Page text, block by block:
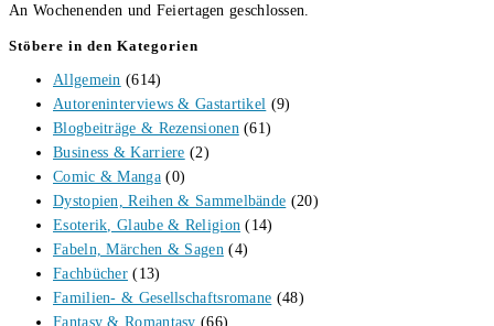
An Wochenenden und Feiertagen geschlossen.
Stöbere in den Kategorien
Allgemein (614)
Autoreninterviews & Gastartikel (9)
Blogbeiträge & Rezensionen (61)
Business & Karriere (2)
Comic & Manga (0)
Dystopien, Reihen & Sammelbände (20)
Esoterik, Glaube & Religion (14)
Fabeln, Märchen & Sagen (4)
Fachbücher (13)
Familien- & Gesellschaftsromane (48)
Fantasy & Romantasy (66)